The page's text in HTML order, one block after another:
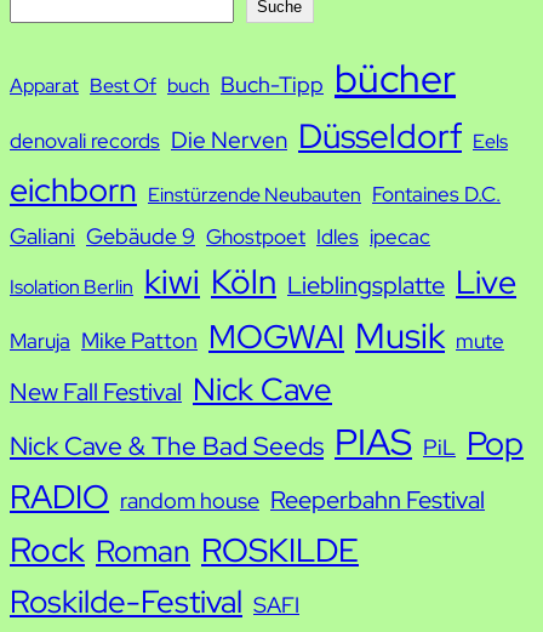
c
Suche
Apparat Best Of buch Buch-Tipp bücher
denovali records Die Nerven Düsseldorf Eels
eichborn Einstürzende Neubauten Fontaines D.C.
Galiani Gebäude 9 Ghostpoet Idles ipecac
Isolation Berlin kiwi Köln Lieblingsplatte Live
Maruja Mike Patton MOGWAI Musik mute
New Fall Festival Nick Cave
Nick Cave & The Bad Seeds PIAS PiL Pop
RADIO random house Reeperbahn Festival
Rock Roman ROSKILDE
Roskilde-Festival SAFI